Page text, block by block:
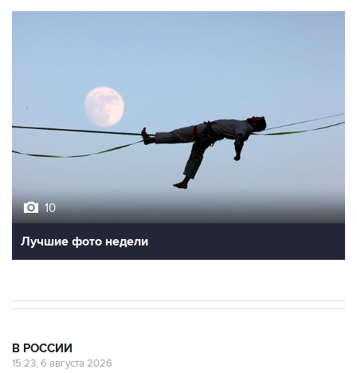
10
Лучшие фото недели
В РОССИИ
15:23, 6 августа 2026